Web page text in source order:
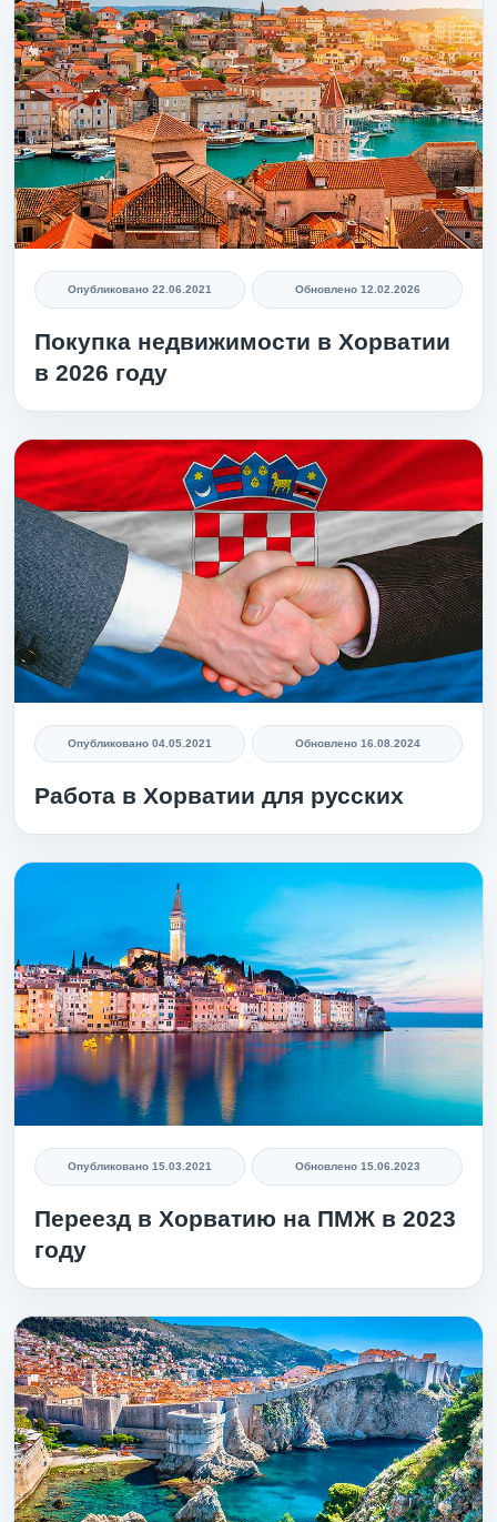
Опубликовано 22.06.2021 Обновлено 12.02.2026
Покупка недвижимости в Хорватии
в 2026 году
Опубликовано 04.05.2021 Обновлено 16.08.2024
Работа в Хорватии для русских
Опубликовано 15.03.2021 Обновлено 15.06.2023
Переезд в Хорватию на ПМЖ в 2023
году